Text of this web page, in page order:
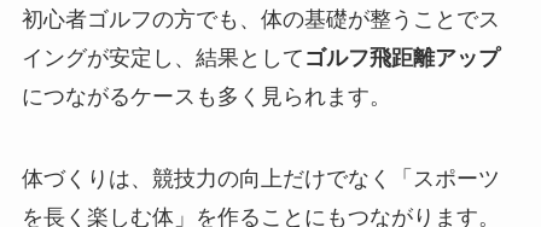
初心者ゴルフの方でも、体の基礎が整うことでス
イングが安定し、結果として ゴルフ飛距離アップ
につながるケースも多く見られます。
体づくりは、競技力の向上だけでなく「スポーツ
を長く楽しむ体」を作ることにもつながります。